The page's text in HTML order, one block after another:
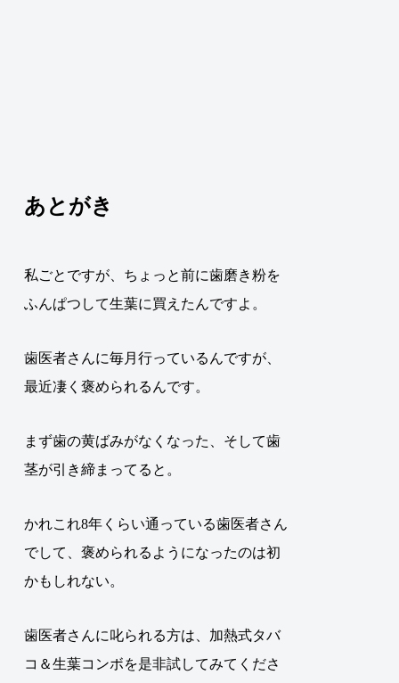
あとがき
私ごとですが、ちょっと前に歯磨き粉を
ふんぱつして生葉に買えたんですよ。
歯医者さんに毎月行っているんですが、
最近凄く褒められるんです。
まず歯の黄ばみがなくなった、そして歯
茎が引き締まってると。
かれこれ8年くらい通っている歯医者さん
でして、褒められるようになったのは初
かもしれない。
歯医者さんに叱られる方は、加熱式タバ
コ＆生葉コンボを是非試してみてくださ